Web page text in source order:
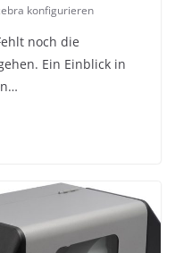
konfigurieren
noch die
Ein Einblick in